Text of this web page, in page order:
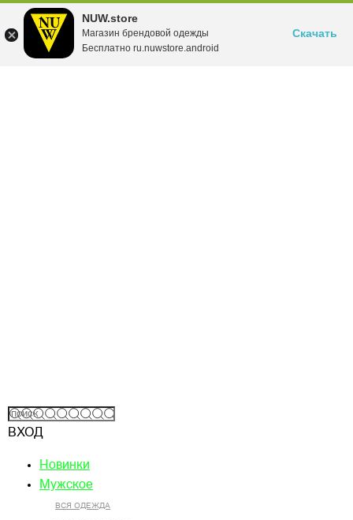
NUW.store
Магазин брендовой одежды
Бесплатно ru.nuwstore.android
Скачать
ВХОД
Новинки
Мужское
ВСЯ ОДЕЖДА